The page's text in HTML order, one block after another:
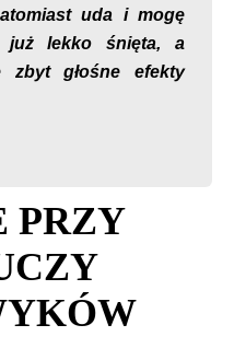
uda i mogę
już lekko śnięta, a
zbyt głośne efekty
PRZY